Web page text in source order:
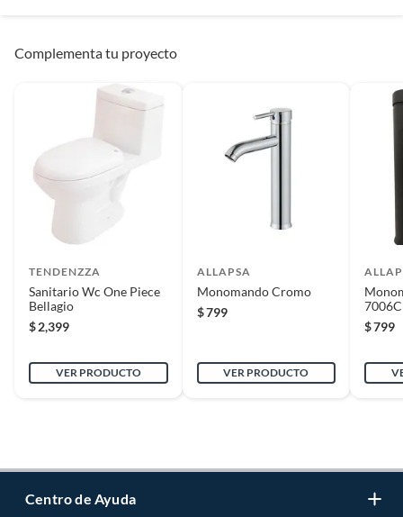
Complementa tu proyecto
TENDENZZA
Sanitario Wc One Piece
Bellagio
$2,399
VER PRODUCTO
ALLAPSA
Monomando Cromo
$799
VER PRODUCTO
$799
Centro de Ayuda